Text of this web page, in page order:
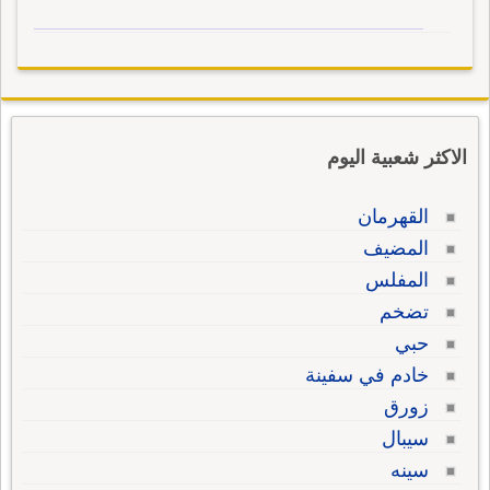
الاكثر شعبية اليوم
القهرمان
المضيف
المفلس
تضخم
حبي
خادم في سفينة
زورق
سيبال
سينه